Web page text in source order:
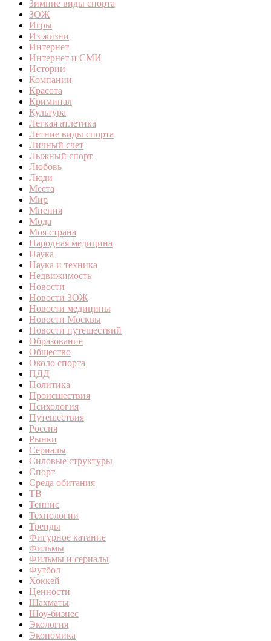
Зимние виды спорта
ЗОЖ
Игры
Из жизни
Интернет
Интернет и СМИ
Истории
Компании
Красота
Криминал
Культура
Легкая атлетика
Летние виды спорта
Личный счет
Лыжный спорт
Любовь
Люди
Места
Мир
Мнения
Мода
Моя страна
Народная медицина
Наука
Наука и техника
Недвижимость
Новости
Новости ЗОЖ
Новости медицины
Новости Москвы
Новости путешествий
Образование
Общество
Около спорта
ПДД
Политика
Происшествия
Психология
Путешествия
Россия
Рынки
Сериалы
Силовые структуры
Спорт
Среда обитания
ТВ
Теннис
Технологии
Тренды
Фигурное катание
Фильмы
Фильмы и сериалы
Футбол
Хоккей
Ценности
Шахматы
Шоу-бизнес
Экология
Экономика